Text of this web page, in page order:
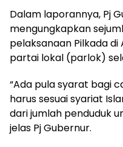
Dalam laporannya, Pj
mengungkapkan
pelaksanaan Pilkada
partai lokal (parlok)
“Ada pula syarat bagi
harus sesuai syariat
dari jumlah penduduk
jelas Pj Gubernur.